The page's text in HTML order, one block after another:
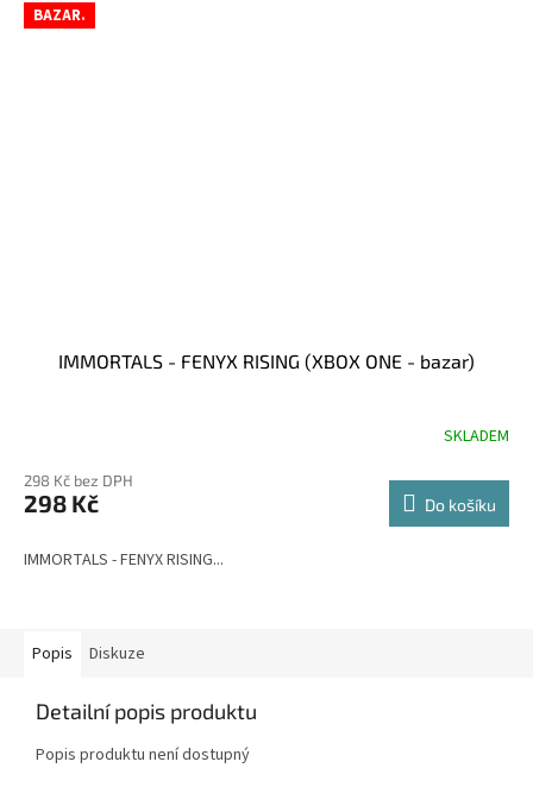
BAZAR.
IMMORTALS - FENYX RISING (XBOX ONE - bazar)
SKLADEM
298 Kč bez DPH
298 Kč Do košíku
IMMORTALS - FENYX RISING...
Popis Diskuze
Detailní popis produktu
Popis produktu není dostupný